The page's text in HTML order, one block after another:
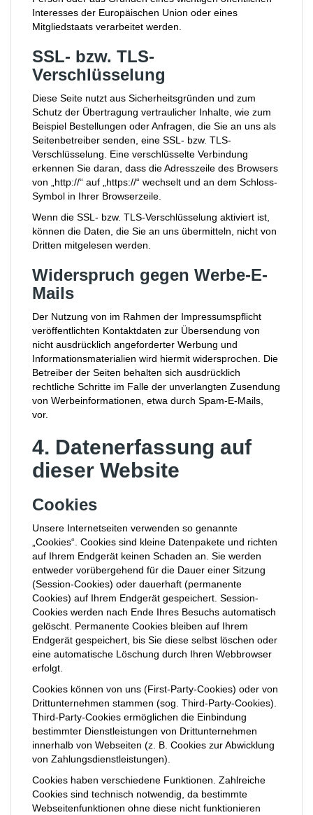
Interesses der Europäischen Union oder eines
Mitgliedstaats verarbeitet werden.
SSL- bzw. TLS-
Verschlüsselung
Diese Seite nutzt aus Sicherheitsgründen und zum
Schutz der Übertragung vertraulicher Inhalte, wie zum
Beispiel Bestellungen oder Anfragen, die Sie an uns als
Seitenbetreiber senden, eine SSL- bzw. TLS-
Verschlüsselung. Eine verschlüsselte Verbindung
erkennen Sie daran, dass die Adresszeile des Browsers
von „http://“ auf „https://“ wechselt und an dem Schloss-
Symbol in Ihrer Browserzeile.
Wenn die SSL- bzw. TLS-Verschlüsselung aktiviert ist,
können die Daten, die Sie an uns übermitteln, nicht von
Dritten mitgelesen werden.
Widerspruch gegen Werbe-E-
Mails
Der Nutzung von im Rahmen der Impressumspflicht
veröffentlichten Kontaktdaten zur Übersendung von
nicht ausdrücklich angeforderter Werbung und
Informationsmaterialien wird hiermit widersprochen. Die
Betreiber der Seiten behalten sich ausdrücklich
rechtliche Schritte im Falle der unverlangten Zusendung
von Werbeinformationen, etwa durch Spam-E-Mails,
vor.
4. Datenerfassung auf
dieser Website
Cookies
Unsere Internetseiten verwenden so genannte
„Cookies“. Cookies sind kleine Datenpakete und richten
auf Ihrem Endgerät keinen Schaden an. Sie werden
entweder vorübergehend für die Dauer einer Sitzung
(Session-Cookies) oder dauerhaft (permanente
Cookies) auf Ihrem Endgerät gespeichert. Session-
Cookies werden nach Ende Ihres Besuchs automatisch
gelöscht. Permanente Cookies bleiben auf Ihrem
Endgerät gespeichert, bis Sie diese selbst löschen oder
eine automatische Löschung durch Ihren Webbrowser
erfolgt.
Cookies können von uns (First-Party-Cookies) oder von
Drittunternehmen stammen (sog. Third-Party-Cookies).
Third-Party-Cookies ermöglichen die Einbindung
bestimmter Dienstleistungen von Drittunternehmen
innerhalb von Webseiten (z. B. Cookies zur Abwicklung
von Zahlungsdienstleistungen).
Cookies haben verschiedene Funktionen. Zahlreiche
Cookies sind technisch notwendig, da bestimmte
Webseitenfunktionen ohne diese nicht funktionieren